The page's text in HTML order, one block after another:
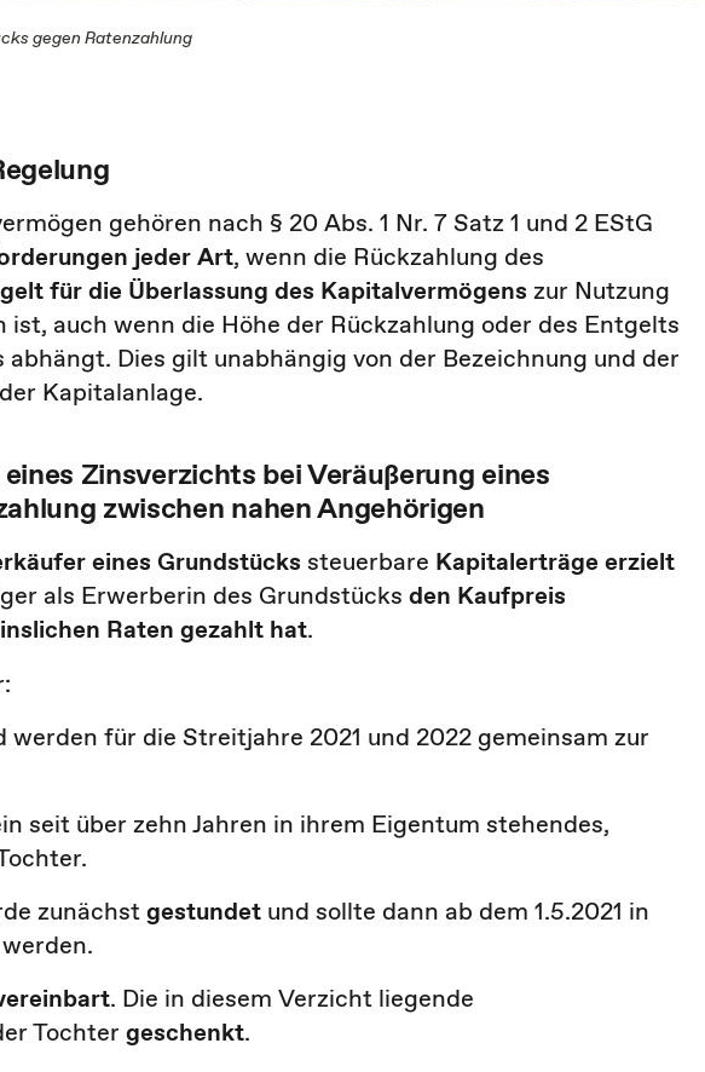
gegen Ratenzahlung
gehören nach § 20 Abs. 1 Nr. 7 Satz 1 und 2 EStG
jeder Art, wenn die Rückzahlung des
für die Überlassung des Kapitalvermögens zur Nutzung
auch wenn die Höhe der Rückzahlung oder des Entgelts
Dies gilt unabhängig von der Bezeichnung und der
Kapitalanlage.
Zinsverzichts bei Veräußerung eines
zwischen nahen Angehörigen
eines Grundstücks steuerbare Kapitalerträge erzielt
als Erwerberin des Grundstücks den Kaufpreis
Raten gezahlt hat.
für die Streitjahre 2021 und 2022 gemeinsam zur
seit über zehn Jahren in ihrem Eigentum stehendes,
zunächstgestundet und sollte dann ab dem 1.5.2021 in
. Die in diesem Verzicht liegende
Tochter geschenkt.